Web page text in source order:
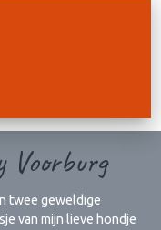
Voorburg
twee geweldige
van mijn lieve hondje